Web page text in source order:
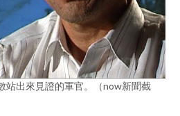
站出來見證的軍官。（now新聞截